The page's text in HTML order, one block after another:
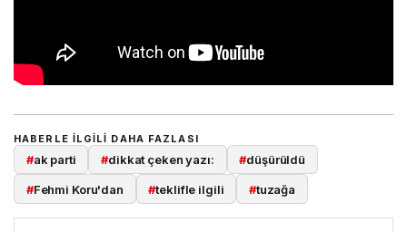
HABERLE ILGILI DAHA FAZLASI
#ak parti #dikkat çeken yazı: #düşürüldü
#Fehmi Koru'dan #teklifle ilgili #tuzağa